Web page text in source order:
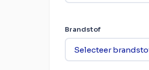
Brandstof